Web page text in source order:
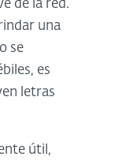
de la red.
una
se
es
letras
útil,